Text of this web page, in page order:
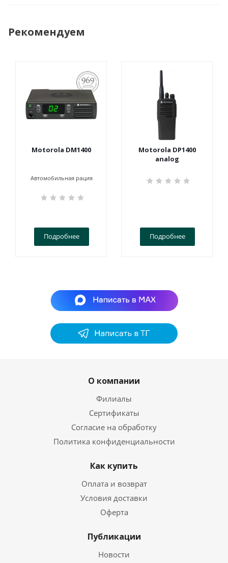
Рекомендуем
ПОСТАНОВЛЕНИЕ
969
Motorola DM1400
Автомобильная рация
Подробнее
Motorola DP1400
analog
Подробнее
О компании
Филиалы
Сертификаты
Согласие на обработку
Политика конфиденциальности
Как купить
Оплата и возврат
Условия доставки
Оферта
Публикации
Новости